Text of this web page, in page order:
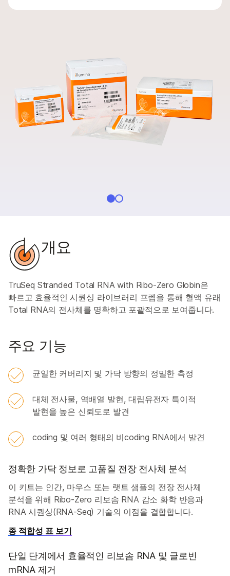
개요
TruSeq Stranded Total RNA with Ribo-Zero Globin은
빠르고 효율적인 시퀀싱 라이브러리 프렙을 통해 혈액 유래
Total RNA의 전사체를 명확하고 포괄적으로 보여줍니다.
주요 기능
균일한 커버리지 및 가닥 방향의 정밀한 측정
대체 전사물, 역배열 발현, 대립유전자 특이적
발현을 높은 신뢰도로 발견
coding 및 여러 형태의 비coding RNA에서 발견
정확한 가닥 정보로 고품질 전장 전사체 분석
이 키트는 인간, 마우스 또는 랫트 샘플의 전장 전사체
분석을 위해 Ribo-Zero 리보솜 RNA 감소 화학 반응과
RNA 시퀀싱(RNA-Seq) 기술의 이점을 결합합니다.
종 적합성 표 보기
단일 단계에서 효율적인 리보솜 RNA 및 글로빈
mRNA 제거